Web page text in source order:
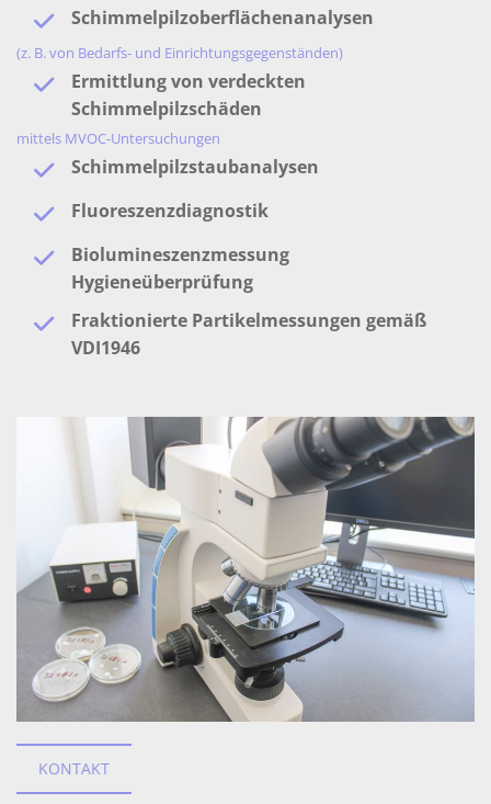
Schimmelpilzoberflächenanalysen
(z. B. von Bedarfs- und Einrichtungsgegenständen)
Ermittlung von verdeckten
Schimmelpilzschäden
mittels MVOC-Untersuchungen
Schimmelpilzstaubanalysen
Fluoreszenzdiagnostik
Biolumineszenzmessung
Hygieneüberprüfung
Fraktionierte Partikelmessungen gemäß
VDI1946
KONTAKT